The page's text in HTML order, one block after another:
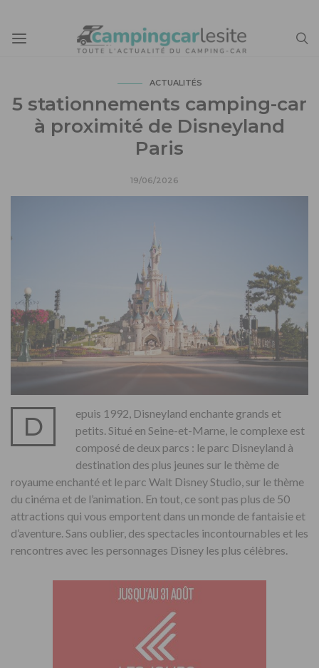
ACTUALITÉS
5 stationnements camping-car
à proximité de Disneyland
Paris
19/06/2026
D
epuis 1992, Disneyland enchante grands et
petits. Situé en Seine-et-Marne, le complexe est
composé de deux parcs : le parc Disneyland à
destination des plus jeunes sur le thème de
royaume enchanté et le parc Walt Disney Studio, sur le thème
du cinéma et de l’animation. En tout, ce sont pas plus de 50
attractions qui vous emportent dans un monde de fantaisie et
d’aventure. Sans oublier, des spectacles incontournables et les
rencontres avec les personnages Disney les plus célèbres.